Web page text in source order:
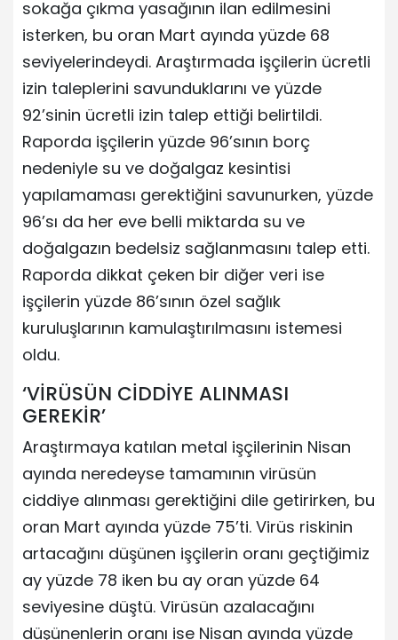
sokağa çıkma yasağının ilan edilmesini
isterken, bu oran Mart ayında yüzde 68
seviyelerindeydi. Araştırmada işçilerin ücretli
izin taleplerini savunduklarını ve yüzde
92’sinin ücretli izin talep ettiği belirtildi.
Raporda işçilerin yüzde 96’sının borç
nedeniyle su ve doğalgaz kesintisi
yapılamaması gerektiğini savunurken, yüzde
96’sı da her eve belli miktarda su ve
doğalgazın bedelsiz sağlanmasını talep etti.
Raporda dikkat çeken bir diğer veri ise
işçilerin yüzde 86’sının özel sağlık
kuruluşlarının kamulaştırılmasını istemesi
oldu.
‘VİRÜSÜN CİDDİYE ALINMASI
GEREKİR’
Araştırmaya katılan metal işçilerinin Nisan
ayında neredeyse tamamının virüsün
ciddiye alınması gerektiğini dile getirirken, bu
oran Mart ayında yüzde 75’ti. Virüs riskinin
artacağını düşünen işçilerin oranı geçtiğimiz
ay yüzde 78 iken bu ay oran yüzde 64
seviyesine düştü. Virüsün azalacağını
düşünenlerin oranı ise Nisan ayında yüzde